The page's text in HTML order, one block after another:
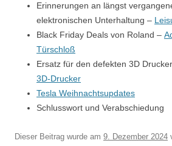
Erinnerungen an längst
elektronischen Unterhaltung –
Black Friday Deals von Roland –
Türschloß
Ersatz für den defekten 3D
3D-Drucker
Tesla Weihnachtsupdates
Schlusswort und Verabschiedung
Dieser Beitrag wurde am 9. Dezember 2024